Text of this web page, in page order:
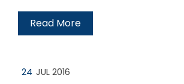
Read More
24 JUL 2016